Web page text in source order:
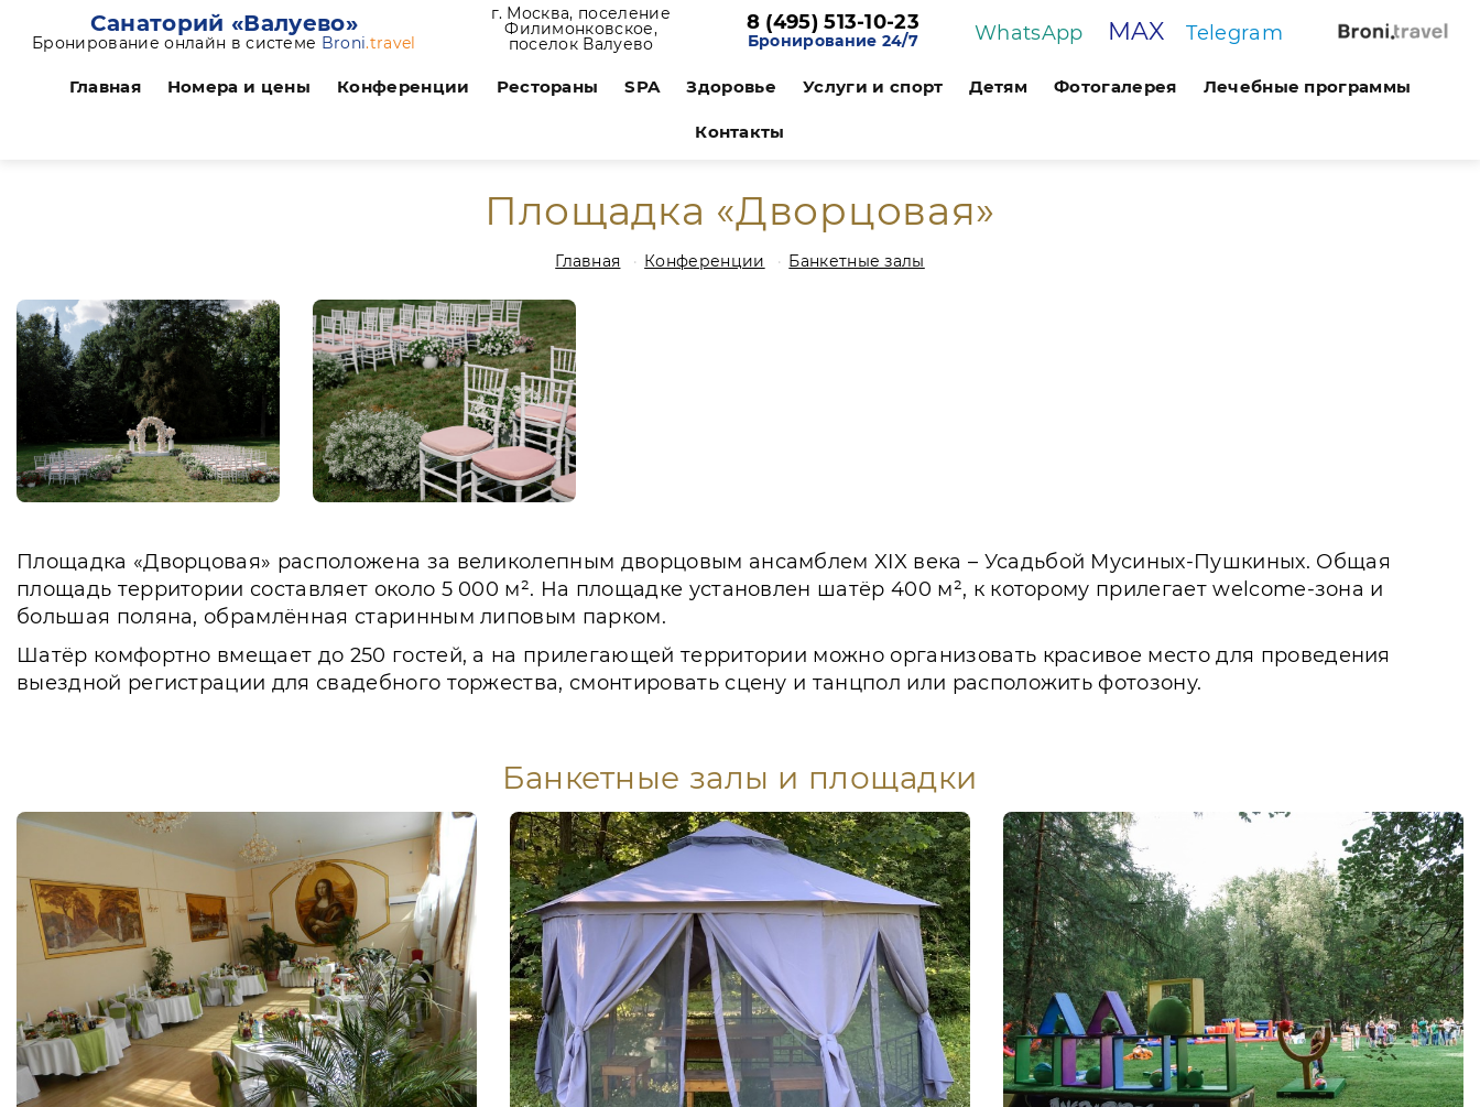
Санаторий «Валуево»
Бронирование онлайн в системе Broni.travel
г. Москва, поселение
Филимонковское,
поселок Валуево
8 (495) 513-10-23
Бронирование 24/7 WhatsApp MAX Telegram
Главная Номера и цены Конференции Рестораны SPA Здоровье Услуги и спорт Детям Фотогалерея Лечебные программы
Контакты
Площадка «Дворцовая»
Главная Конференции Банкетные залы
Площадка «Дворцовая» расположена за великолепным дворцовым ансамблем XIX века – Усадьбой Мусиных-Пушкиных. Общая
площадь территории составляет около 5 000 м². На площадке установлен шатёр 400 м², к которому прилегает welcome-зона и
большая поляна, обрамлённая старинным липовым парком.
Шатёр комфортно вмещает до 250 гостей, а на прилегающей территории можно организовать красивое место для проведения
выездной регистрации для свадебного торжества, смонтировать сцену и танцпол или расположить фотозону.
Банкетные залы и площадки